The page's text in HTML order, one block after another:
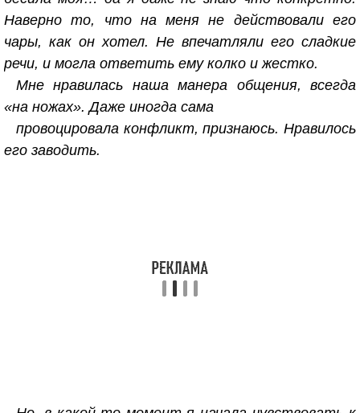
Наверно то, что на меня не действовали его
чары, как он хотел. Не впечатляли его сладкие
речи, и могла ответить ему колко и жестко.
Мне нравилась наша манера общения, всегда
«на ножах». Даже иногда сама
провоцировала конфликт, признаюсь. Нравилось
его заводить.